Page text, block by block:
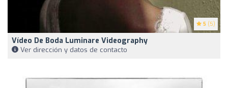
5 (5)
Vídeo De Boda Luminare Videography
Ver dirección y datos de contacto